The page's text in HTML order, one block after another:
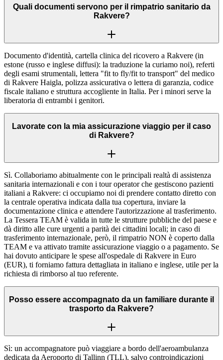
Quali documenti servono per il rimpatrio sanitario da
Rakvere?
Documento d'identità, cartella clinica del ricovero a Rakvere (in
estone (russo e inglese diffusi): la traduzione la curiamo noi), referti
degli esami strumentali, lettera "fit to fly/fit to transport" del medico
di Rakvere Haigla, polizza assicurativa o lettera di garanzia, codice
fiscale italiano e struttura accogliente in Italia. Per i minori serve la
liberatoria di entrambi i genitori.
Lavorate con la mia assicurazione viaggio per il caso
di Rakvere?
Sì. Collaboriamo abitualmente con le principali realtà di assistenza
sanitaria internazionali e con i tour operator che gestiscono pazienti
italiani a Rakvere: ci occupiamo noi di prendere contatto diretto con
la centrale operativa indicata dalla tua copertura, inviare la
documentazione clinica e attendere l'autorizzazione al trasferimento.
La Tessera TEAM è valida in tutte le strutture pubbliche del paese e
dà diritto alle cure urgenti a parità dei cittadini locali; in caso di
trasferimento internazionale, però, il rimpatrio NON è coperto dalla
TEAM e va attivato tramite assicurazione viaggio o a pagamento. Se
hai dovuto anticipare le spese all'ospedale di Rakvere in Euro
(EUR), ti forniamo fattura dettagliata in italiano e inglese, utile per la
richiesta di rimborso al tuo referente.
Posso essere accompagnato da un familiare durante il
trasporto da Rakvere?
Sì: un accompagnatore può viaggiare a bordo dell'aeroambulanza
dedicata da Aeroporto di Tallinn (TLL), salvo controindicazioni